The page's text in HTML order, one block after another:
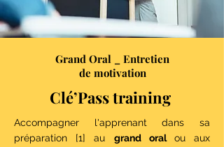
Grand Oral _ Entretien
de motivation
Clé’Pass training
Accompagner l'apprenant dans sa
préparation [1]au grand oral ouaux